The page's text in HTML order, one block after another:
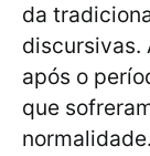
da
discursivas.
após o
que
normalidade.